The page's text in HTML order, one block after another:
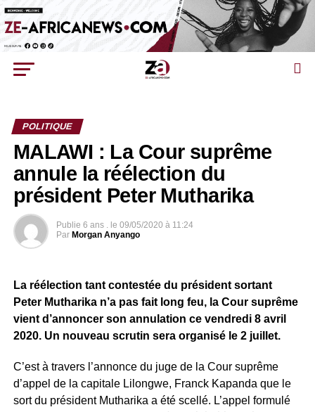
POLITIQUE
MALAWI : La Cour suprême
annule la réélection du
président Peter Mutharika
Publie 6 ans . le 09/05/2020 à 11:24
Par Morgan Anyango
La réélection tant contestée du président sortant
Peter Mutharika n’a pas fait long feu, la Cour suprême
vient d’annoncer son annulation ce vendredi 8 avril
2020. Un nouveau scrutin sera organisé le 2 juillet.
C’est à travers l’annonce du juge de la Cour suprême
d’appel de la capitale Lilongwe, Franck Kapanda que le
sort du président Mutharika a été scellé. L’appel formulé